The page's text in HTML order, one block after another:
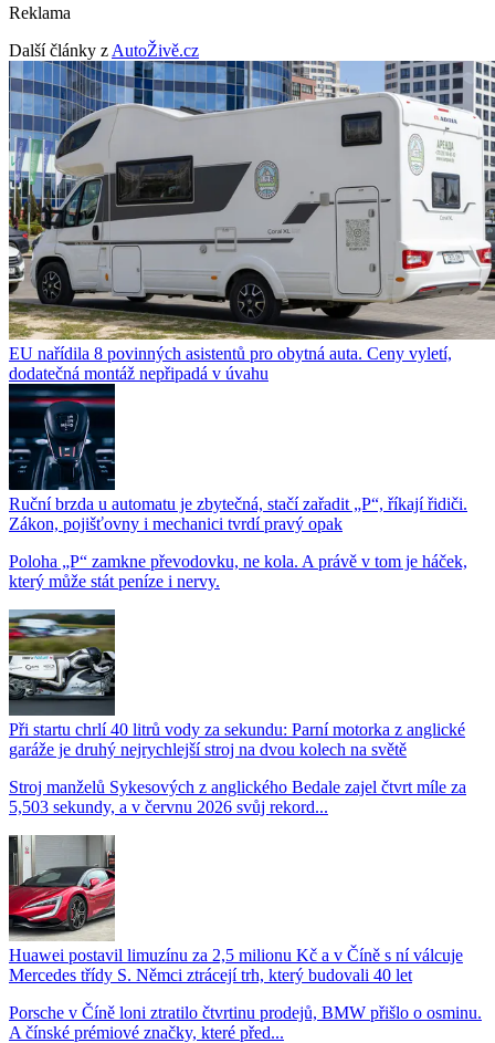
Reklama
Další články z AutoŽivě.cz
EU nařídila 8 povinných asistentů pro obytná auta. Ceny vyletí,
dodatečná montáž nepřipadá v úvahu
Ruční brzda u automatu je zbytečná, stačí zařadit „P“, říkají řidiči.
Zákon, pojišťovny i mechanici tvrdí pravý opak
Poloha „P“ zamkne převodovku, ne kola. A právě v tom je háček,
který může stát peníze i nervy.
Při startu chrlí 40 litrů vody za sekundu: Parní motorka z anglické
garáže je druhý nejrychlejší stroj na dvou kolech na světě
Stroj manželů Sykesových z anglického Bedale zajel čtvrt míle za
5,503 sekundy, a v červnu 2026 svůj rekord...
Huawei postavil limuzínu za 2,5 milionu Kč a v Číně s ní válcuje
Mercedes třídy S. Němci ztrácejí trh, který budovali 40 let
Porsche v Číně loni ztratilo čtvrtinu prodejů, BMW přišlo o osminu.
A čínské prémiové značky, které před...